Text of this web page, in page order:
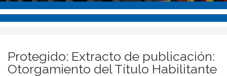
Protegido: Extracto de publicación:
Otorgamiento del Título Habilitante